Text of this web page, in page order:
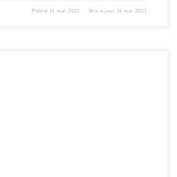
Publié 11 mai 2021 Mis à jour 11 mai 2021